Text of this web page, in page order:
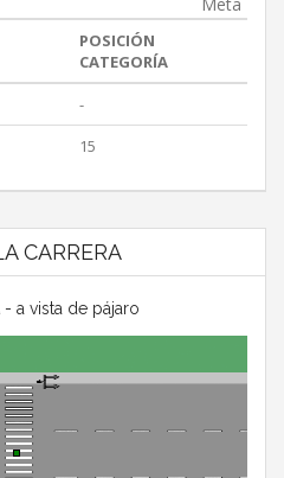
Meta
POSICIÓN
CATEGORÍA
-
15
CARRERA
- a vista de pájaro